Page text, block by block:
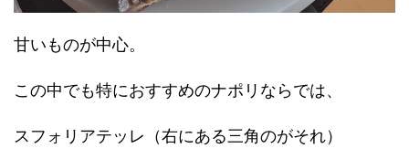
甘いものが中心。
この中でも特におすすめのナポリならでは、
スフォリアテッレ（右にある三角のがそれ）